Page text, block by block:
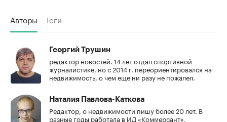
Авторы Теги
Георгий Трушин
редактор новостей. 14 лет отдал спортивной
журналистике, но с 2014 г. переориентировался на
недвижимость, о чем еще ни разу не пожалел.
Наталия Павлова-Каткова
Редактор, о недвижимости пишу более 20 лет. В
разные годы работала в ИД «Коммерсант»,